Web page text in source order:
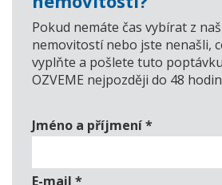
Pokud nemáte čas vybírat z
nemovitostí nebo jste nenašli,
vyplňte a pošlete tuto poptávku
OZVEME nejpozději do 48
Jméno a příjmení*
E-mail *